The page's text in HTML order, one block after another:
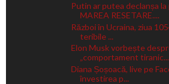
Putin ar putea declanșa la
MAREA RESETARE....
Război în Ucraina, ziua
teribile ...
Elon Musk vorbește
„comportament tiranic...
Diana Șoșoacă, live pe
învestirea p...